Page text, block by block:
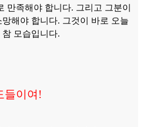
만족해야 합니다. 그리고 그분이
해야 합니다. 그것이 바로 오늘
모습입니다.
들이여 !